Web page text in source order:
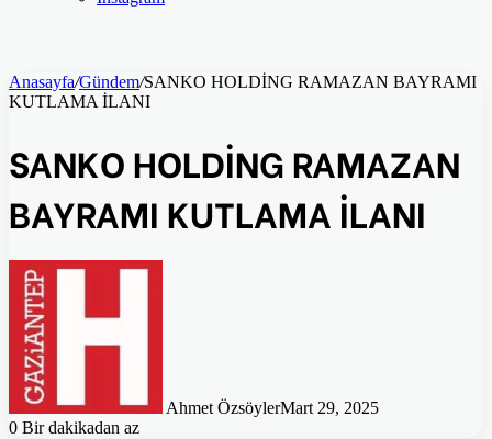
Anasayfa/Gündem/SANKO HOLDİNG RAMAZAN BAYRAMI
KUTLAMA İLANI
SANKO HOLDİNG RAMAZAN
BAYRAMI KUTLAMA İLANI
Ahmet ÖzsöylerMart 29, 2025
0 Bir dakikadan az